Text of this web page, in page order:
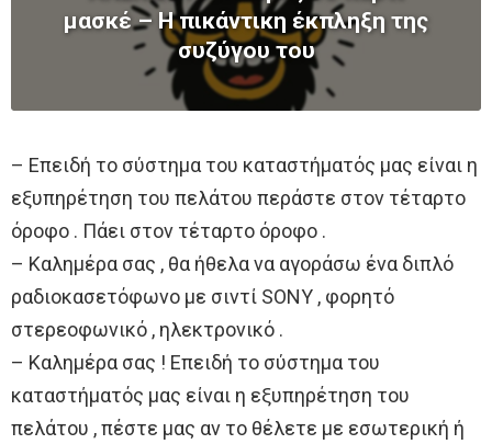
μασκέ – Η πικάντικη έκπληξη της
συζύγου του
– Επειδή το σύστημα του καταστήματός μας είναι η
εξυπηρέτηση του πελάτου περάστε στον τέταρτο
όροφο . Πάει στον τέταρτο όροφο .
– Καλημέρα σας , θα ήθελα να αγοράσω ένα διπλό
ραδιοκασετόφωνο με σιντί SONY , φορητό
στερεοφωνικό , ηλεκτρονικό .
– Καλημέρα σας ! Επειδή το σύστημα του
καταστήματός μας είναι η εξυπηρέτηση του
πελάτου , πέστε μας αν το θέλετε με εσωτερική ή